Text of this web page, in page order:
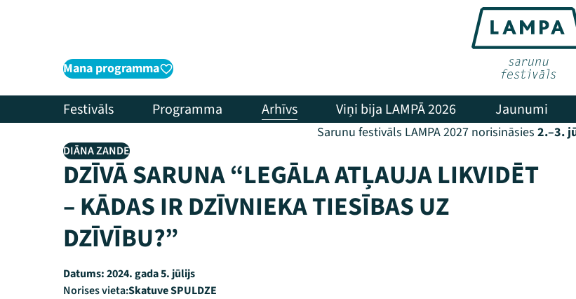
Mana programma
Festivāls Programma Arhīvs Viņi bija LAMPĀ 2026 Jaunumi
Sarunu festivāls LAMPA 2027 norisināsies 2.–3.
DIĀNA ZANDE
DZĪVĀ SARUNA “LEGĀLA ATĻAUJA LIKVIDĒT
– KĀDAS IR DZĪVNIEKA TIESĪBAS UZ
DZĪVĪBU?”
Datums:2024. gada 5. jūlijs
Norises vieta:Skatuve SPULDZE